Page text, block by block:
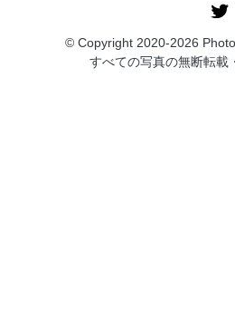
© Copyright 2020-2026
すべての写真の無断転載